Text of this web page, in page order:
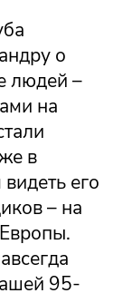
о
людей –
на
в
его
– на
95-